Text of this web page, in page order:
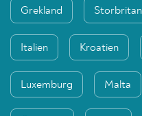
Grekland
Italien Kroatien
Luxemburg Malta